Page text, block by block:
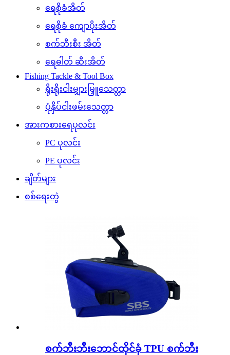
ရေစိုခံအိတ်
ရေစိုခံ ကျောပိုးအိတ်
စက်ဘီးစီး အိတ်
ရေဓါတ် ဆီးအိတ်
Fishing Tackle & Tool Box
ရိုးရိုးငါးမျှားမြှူသေတ္တာ
ပုံနှိပ်ငါးဖမ်းသေတ္တာ
အားကစားရေပုလင်း
PC ပုလင်း
PE ပုလင်း
ချိတ်များ
စစ်ရေးတွဲ
စက်ဘီးဘီးဘောင်ထိုင်ခုံ TPU စက်ဘီး